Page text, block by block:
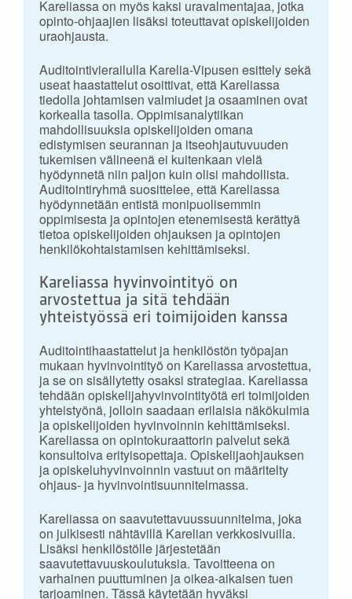
Kareliassa on myös kaksi uravalmentajaa, jotka
opinto-ohjaajien lisäksi toteuttavat opiskelijoiden
uraohjausta.
Auditointivierailulla Karelia-Vipusen esittely sekä
useat haastattelut osoittivat, että Kareliassa
tiedolla johtamisen valmiudet ja osaaminen ovat
korkealla tasolla. Oppimisanalytiikan
mahdollisuuksia opiskelijoiden omana
edistymisen seurannan ja itseohjautuvuuden
tukemisen välineenä ei kuitenkaan vielä
hyödynnetä niin paljon kuin olisi mahdollista.
Auditointiryhmä suosittelee, että Kareliassa
hyödynnetään entistä monipuolisemmin
oppimisesta ja opintojen etenemisestä kerättyä
tietoa opiskelijoiden ohjauksen ja opintojen
henkilökohtaistamisen kehittämiseksi.
Kareliassa hyvinvointityö on
arvostettua ja sitä tehdään
yhteistyössä eri toimijoiden kanssa
Auditointihaastattelut ja henkilöstön työpajan
mukaan hyvinvointityö on Kareliassa arvostettua,
ja se on sisällytetty osaksi strategiaa. Kareliassa
tehdään opiskelijahyvinvointityötä eri toimijoiden
yhteistyönä, jolloin saadaan erilaisia näkökulmia
ja opiskelijoiden hyvinvoinnin kehittämiseksi.
Kareliassa on opintokuraattorin palvelut sekä
konsultoiva erityisopettaja. Opiskelijaohjauksen
ja opiskeluhyvinvoinnin vastuut on määritelty
ohjaus- ja hyvinvointisuunnitelmassa.
Kareliassa on saavutettavuussuunnitelma, joka
on julkisesti nähtävillä Karelian verkkosivuilla.
Lisäksi henkilöstölle järjestetään
saavutettavuuskoulutuksia. Tavoitteena on
varhainen puuttuminen ja oikea-aikaisen tuen
tarjoaminen. Tässä käytetään hyväksi